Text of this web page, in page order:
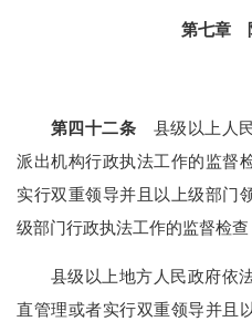
第七
第四十二条 县级以上人
派出机构行政执法工作的监督
实行双重领导并且以上级部门
级部门行政执法工作的监督检查
县级以上地方人民政府依
直管理或者实行双重领导并且